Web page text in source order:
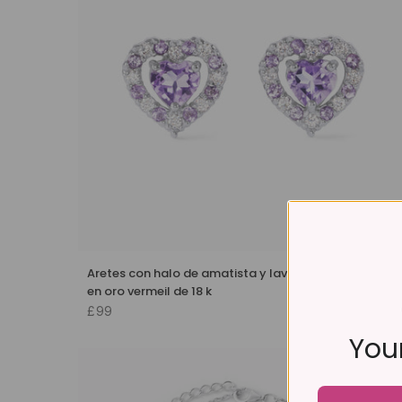
Aretes con halo de amatista y lavanda y chaquetas
en oro vermeil de 18 k
£99